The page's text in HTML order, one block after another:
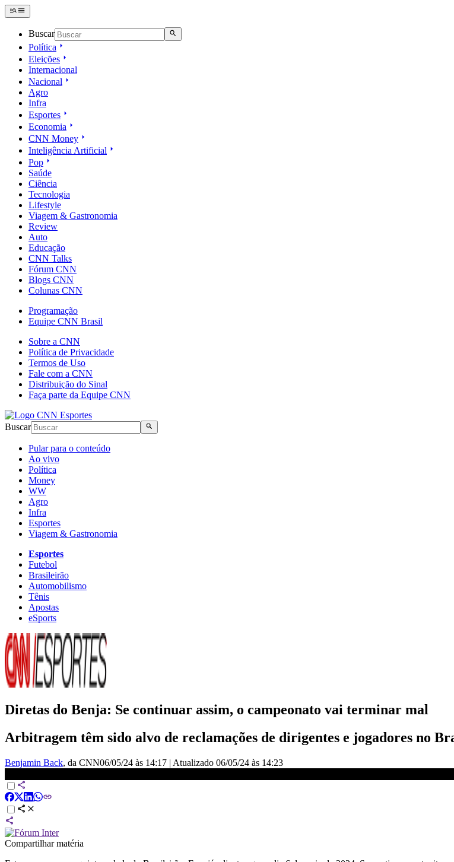
Buscar
Política
Eleições
Internacional
Nacional
Agro
Infra
Esportes
Economia
CNN Money
Inteligência Artificial
Pop
Saúde
Ciência
Tecnologia
Lifestyle
Viagem & Gastronomia
Review
Auto
Educação
CNN Talks
Fórum CNN
Blogs CNN
Colunas CNN
Programação
Equipe CNN Brasil
Sobre a CNN
Política de Privacidade
Termos de Uso
Fale com a CNN
Distribuição do Sinal
Faça parte da Equipe CNN
Buscar
Pular para o conteúdo
Ao vivo
Política
Money
WW
Agro
Infra
Esportes
Viagem & Gastronomia
Esportes
Futebol
Brasileirão
Automobilismo
Tênis
Apostas
eSports
Diretas do Benja: Se continuar assim, o campeonato vai terminar mal
Arbitragem têm sido alvo de reclamações de dirigentes e jogadores no
Benjamin Back, da CNN06/05/24 às 14:17 | Atualizado 06/05/24 às 14:23
Compartilhar matéria